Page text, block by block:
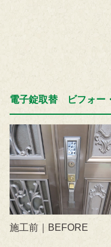
電子錠取替 ビフォー
施工前｜BEFORE